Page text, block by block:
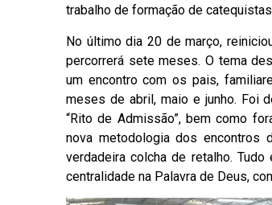
trabalho de formação de
No último dia 20 de março,
percorrerá sete meses. O tema
um encontro com os pais,
meses de abril, maio e junho. Foi
“Rito de Admissão”, bem como
nova metodologia dos
verdadeira colcha de retalho.
centralidade na Palavra de Deus,